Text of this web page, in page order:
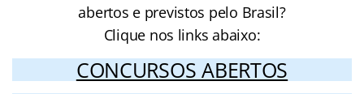
abertos e previstos pelo Brasil?
Clique nos links abaixo:
CONCURSOS ABERTOS